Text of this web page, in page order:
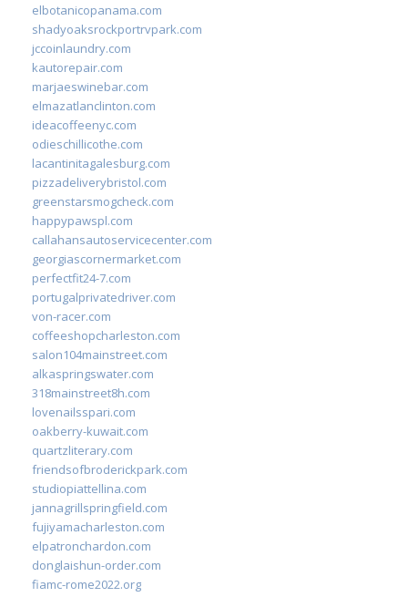
elbotanicopanama.com
shadyoaksrockportrvpark.com
jccoinlaundry.com
kautorepair.com
marjaeswinebar.com
elmazatlanclinton.com
ideacoffeenyc.com
odieschillicothe.com
lacantinitagalesburg.com
pizzadeliverybristol.com
greenstarsmogcheck.com
happypawspl.com
callahansautoservicecenter.com
georgiascornermarket.com
perfectfit24-7.com
portugalprivatedriver.com
von-racer.com
coffeeshopcharleston.com
salon104mainstreet.com
alkaspringswater.com
318mainstreet8h.com
lovenailsspari.com
oakberry-kuwait.com
quartzliterary.com
friendsofbroderickpark.com
studiopiattellina.com
jannagrillspringfield.com
fujiyamacharleston.com
elpatronchardon.com
donglaishun-order.com
fiamc-rome2022.org